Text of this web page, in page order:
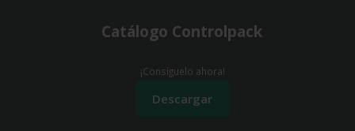
Catálogo Controlpack
¡Consíguelo ahora!